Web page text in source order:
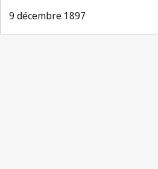
9 décembre 1897